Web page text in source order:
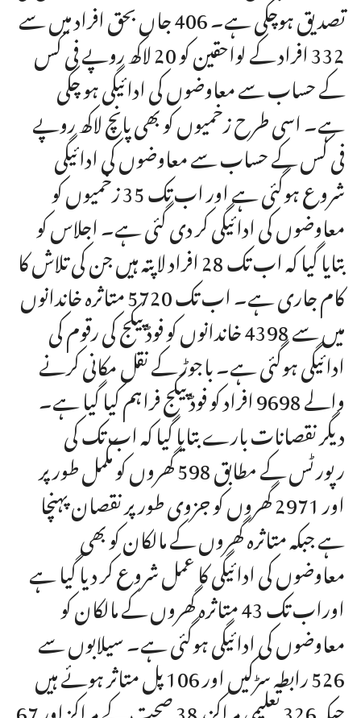
تصدیق ہوچکی ہے۔ 406 جاں بحق افراد میں سے
332 افراد کے لواحقین کو 20 لاکھ روپے فی کس
کے حساب سے معاوضوں کی ادائیگی ہو چکی
ہے۔ اسی طرح زخمیوں کو بھی پانچ لاکھ روپے
فی کس کے حساب سے معاوضوں کی ادائیگی
شروع ہوگئی ہے اور اب تک 35 زخمیوں کو
معاوضوں کی ادائیگی کر دی گئی ہے۔ اجلاس کو
بتایا گیا کہ اب تک 28 افراد لاپتہ ہیں جن کی تلاش کا
کام جاری ہے۔ اب تک 5720 متاثرہ خاندانوں
میں سے 4398 خاندانوں کو فوڈ پیکج کی رقوم کی
ادائیگی ہوگئی ہے۔ باجوڑ کے نقل مکانی کرنے
والے 9698 افراد کو فوڈ پیکج فراہم کیا گیا ہے۔
دیگر نقصانات بارے بتایا گیا کہ اب تک کی
رپورٹس کے مطابق 598 گھروں کو مکمل طور پر
اور 2971 گھروں کو جزوی طور پر نقصان پہنچا
ہے جبکہ متاثرہ گھروں کے مالکان کو بھی
معاوضوں کی ادائیگی کا عمل شروع کر دیا گیا ہے
اوراب تک 43 متاثرہ گھروں کے مالکان کو
معاوضوں کی ادائیگی ہوگئی ہے۔ سیلابوں سے
526 رابطہ سڑکیں اور 106 پل متاثر ہوئے ہیں